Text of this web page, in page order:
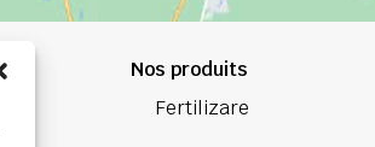
Nos produits
Fertilizare